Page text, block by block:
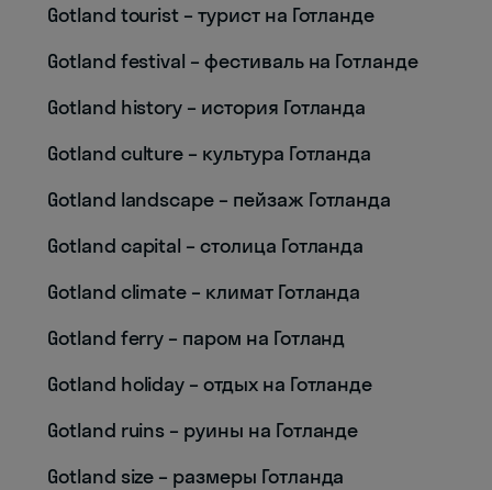
Gotland tourist – турист на Готланде
Gotland festival – фестиваль на Готланде
Gotland history – история Готланда
Gotland culture – культура Готланда
Gotland landscape – пейзаж Готланда
Gotland capital – столица Готланда
Gotland climate – климат Готланда
Gotland ferry – паром на Готланд
Gotland holiday – отдых на Готланде
Gotland ruins – руины на Готланде
Gotland size – размеры Готланда